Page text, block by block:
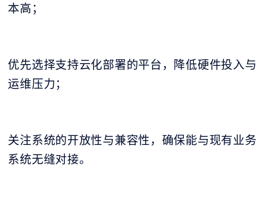
本高；
优先选择支持云化部署的平台，降低硬件投入与
运维压力；
关注系统的开放性与兼容性，确保能与现有业务
系统无缝对接。